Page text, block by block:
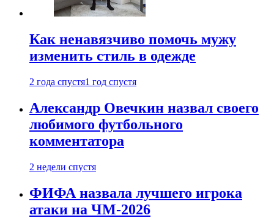
Как ненавязчиво помочь мужу
изменить стиль в одежде
2 года спустя1 год спустя
Александр Овечкин назвал своего
любимого футбольного
комментатора
2 недели спустя
ФИФА назвала лучшего игрока
атаки на ЧМ-2026